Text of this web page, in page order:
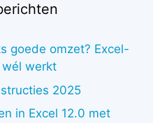
goede omzet? Excel-
werkt
2025
in Excel 12.0 met